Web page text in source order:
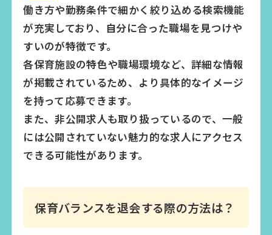
働き方や勤務条件で細かく絞り込める検索機能
が充実しており、自分に合った職場を見つけや
すいのが特徴です。
各保育施設の特色や職場環境など、詳細な情報
が掲載されているため、より具体的なイメージ
を持って応募できます。
また、非公開求人も取り扱っているので、一般
には公開されていない魅力的な求人にアクセス
できる可能性があります。
保育バランスを退会する際の方法は？